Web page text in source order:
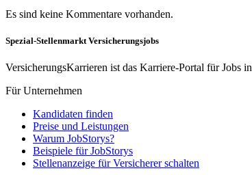
Es sind keine Kommentare vorhanden.
Spezial-Stellenmarkt Versicherungsjobs
VersicherungsKarrieren ist das Karriere-Portal für Jobs
Für Unternehmen
Kandidaten finden
Preise und Leistungen
Warum JobStorys?
Beispiele für JobStorys
Stellenanzeige für Versicherer schalten